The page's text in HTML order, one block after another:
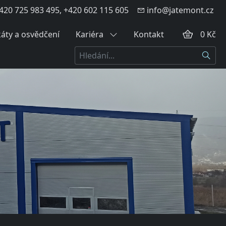
725 983 495, +420 602 115 605 info@jatemont.cz
a osvědčení Kariéra Kontakt
0 Kč
Hledat